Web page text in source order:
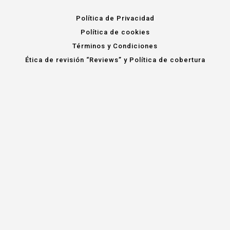
Política de Privacidad
Política de cookies
Términos y Condiciones
Ética de revisión “Reviews” y Política de cobertura